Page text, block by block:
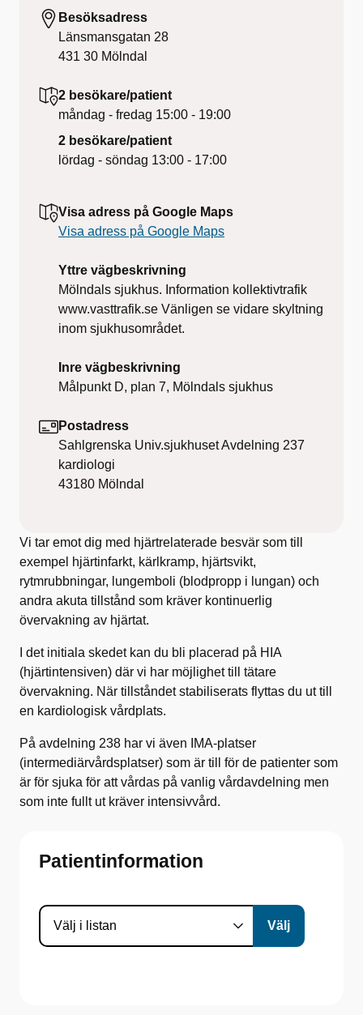
Besöksadress
Länsmansgatan 28
431 30 Mölndal
2 besökare/patient
måndag - fredag 15:00 - 19:00
2 besökare/patient
lördag - söndag 13:00 - 17:00
Visa adress på Google Maps
Visa adress på Google Maps
Yttre vägbeskrivning
Mölndals sjukhus. Information kollektivtrafik
www.vasttrafik.se Vänligen se vidare skyltning
inom sjukhusområdet.
Inre vägbeskrivning
Målpunkt D, plan 7, Mölndals sjukhus
Postadress
Sahlgrenska Univ.sjukhuset Avdelning 237
kardiologi
43180 Mölndal
Vi tar emot dig med hjärtrelaterade besvär som till
exempel hjärtinfarkt, kärlkramp, hjärtsvikt,
rytmrubbningar, lungemboli (blodpropp i lungan) och
andra akuta tillstånd som kräver kontinuerlig
övervakning av hjärtat.
I det initiala skedet kan du bli placerad på HIA
(hjärtintensiven) där vi har möjlighet till tätare
övervakning. När tillståndet stabiliserats flyttas du ut till
en kardiologisk vårdplats.
På avdelning 238 har vi även IMA-platser
(intermediärvårdsplatser) som är till för de patienter som
är för sjuka för att vårdas på vanlig vårdavdelning men
som inte fullt ut kräver intensivvård.
Patientinformation